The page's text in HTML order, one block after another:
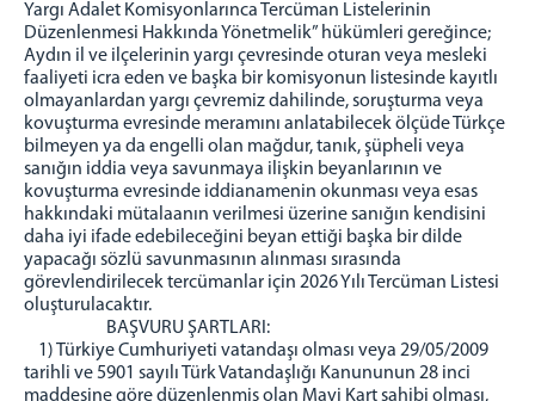
MEDYA İLETİŞİM BÜROSU
DENETİMLİ SERBESTLİK MÜDÜRLÜĞÜ
ADLİ SİCİL ŞEFLİĞİ
ARABULUCULUK BÜROSU
SEÇİM KURULLARI
YEMEK LİSTESİ
MÜLHAKAT
GERMENCİK ADLİYESİ
ÇİNE ADLİYESİ
Yargı Adalet Komisyonlarınca Tercüman Listelerinin
Düzenlenmesi Hakkında Yönetmelik” hükümleri gereğince;
Aydın il ve ilçelerinin yargı çevresinde oturan veya mesleki
faaliyeti icra eden ve başka bir komisyonun listesinde kayıtlı
olmayanlardan yargı çevremiz dahilinde, soruşturma veya
kovuşturma evresinde meramını anlatabilecek ölçüde Türkçe
bilmeyen ya da engelli olan mağdur, tanık, şüpheli veya
sanığın iddia veya savunmaya ilişkin beyanlarının ve
kovuşturma evresinde iddianamenin okunması veya esas
hakkındaki mütalaanın verilmesi üzerine sanığın kendisini
daha iyi ifade edebileceğini beyan ettiği başka bir dilde
yapacağı sözlü savunmasının alınması sırasında
görevlendirilecek tercümanlar için 2026 Yılı Tercüman Listesi
oluşturulacaktır.
BAŞVURU ŞARTLARI:
1) Türkiye Cumhuriyeti vatandaşı olması veya 29/05/2009
tarihli ve 5901 sayılı Türk Vatandaşlığı Kanununun 28 inci
maddesine göre düzenlenmiş olan Mavi Kart sahibi olması,